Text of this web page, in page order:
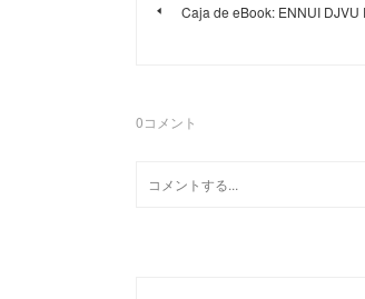
Caja de eBook: ENNUI DJVU
0コメント